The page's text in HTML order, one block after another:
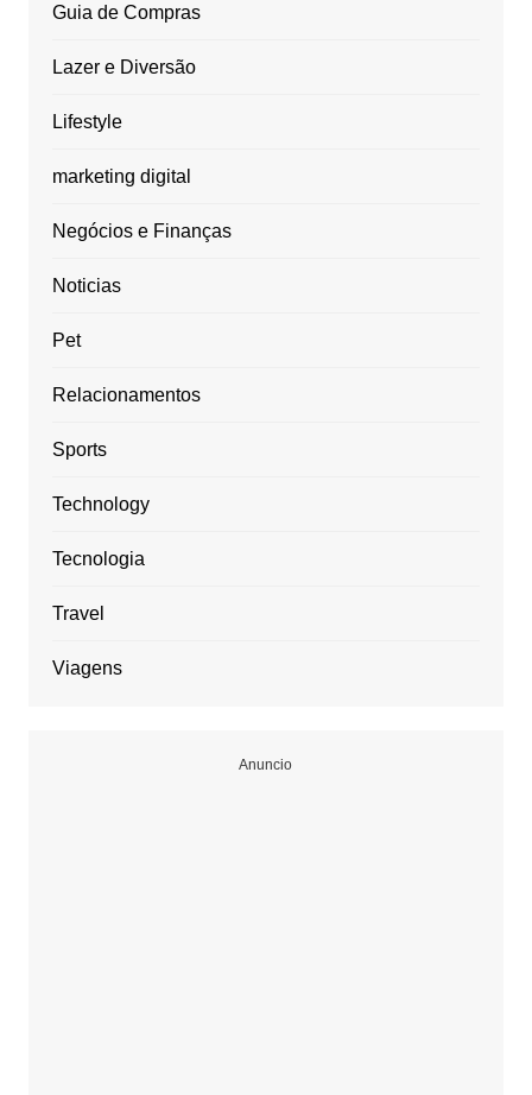
Guia de Compras
Lazer e Diversão
Lifestyle
marketing digital
Negócios e Finanças
Noticias
Pet
Relacionamentos
Sports
Technology
Tecnologia
Travel
Viagens
Anuncio